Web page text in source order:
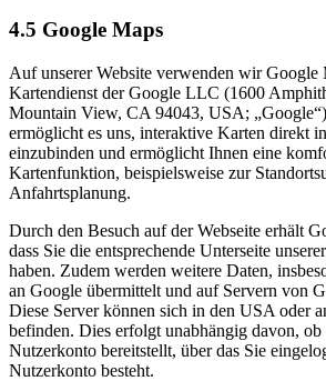
4.5 Google Maps
Auf unserer Website verwenden wir Google
Kartendienst der Google LLC (1600
Mountain View, CA 94043, USA;
ermöglicht es uns, interaktive Karten direkt
einzubinden und ermöglicht Ihnen eine
Kartenfunktion, beispielsweise zur
Anfahrtsplanung.
Durch den Besuch auf der Webseite erhält
dass Sie die entsprechende Unterseite
haben. Zudem werden weitere Daten,
an Google übermittelt und auf Servern von
Diese Server können sich in den USA oder
befinden. Dies erfolgt unabhängig davon, ob
Nutzerkonto bereitstellt, über das Sie
Nutzerkonto besteht.